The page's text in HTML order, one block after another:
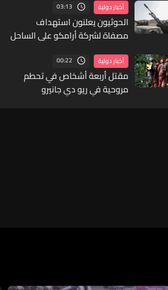
أخبار دولية 03:13
الحوثيون يعلنون استهداف
مصفاة لشركة أرامكو على الساحل
أخبار دولية 00:22
مقتل أربعة أشخاص في تحطم
مروحية في ريو دي جانيرو